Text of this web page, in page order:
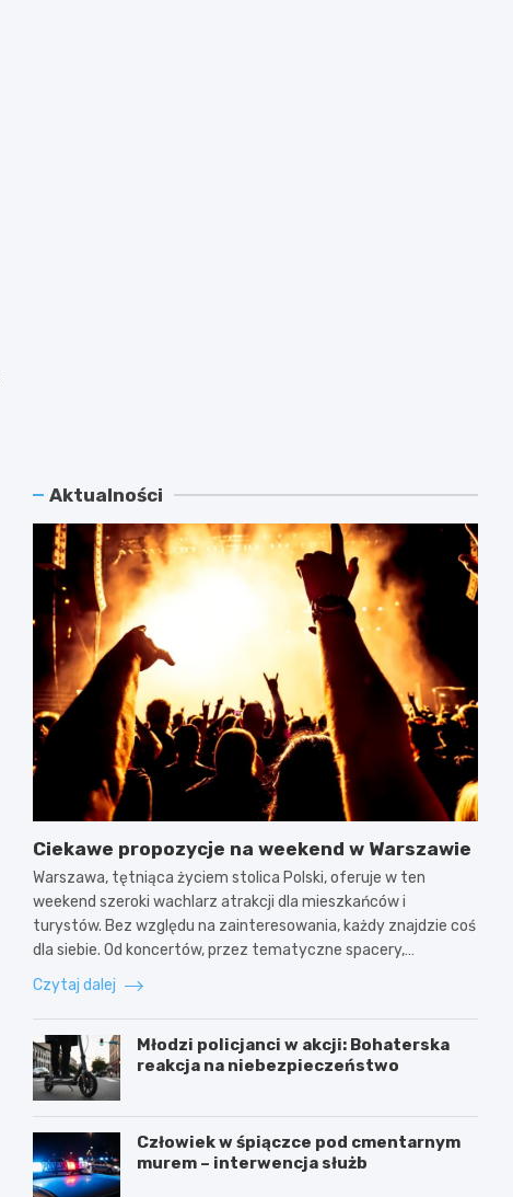
Aktualności
Ciekawe propozycje na weekend w Warszawie
Warszawa, tętniąca życiem stolica Polski, oferuje w ten
weekend szeroki wachlarz atrakcji dla mieszkańców i
turystów. Bez względu na zainteresowania, każdy znajdzie coś
dla siebie. Od koncertów, przez tematyczne spacery,…
Czytaj dalej
Młodzi policjanci w akcji: Bohaterska
reakcja na niebezpieczeństwo
Człowiek w śpiączce pod cmentarnym
murem – interwencja służb